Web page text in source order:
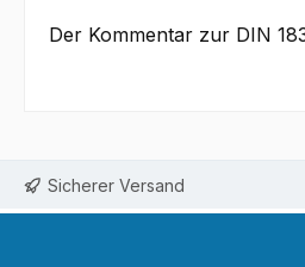
Der Kommentar zur DIN
Sicherer Versand